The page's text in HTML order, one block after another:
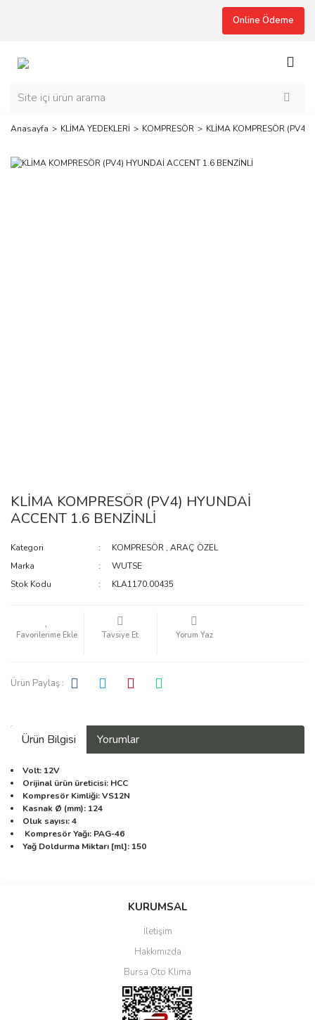
Online Ödeme
Anasayfa KLİMA YEDEKLERİ KOMPRESÖR KLİMA KOMPRESÖR (PV4)
KLİMA KOMPRESÖR (PV4) HYUNDAİ
ACCENT 1.6 BENZİNLİ
Kategori KOMPRESÖR ,ARAÇ ÖZEL
Marka
WUTSE
Stok Kodu
KLA1170.00435
Tavsiye Et Yorum Yaz
Ürün Paylaş :
Ürün Bilgisi Yorumlar
Volt: 12V
Orijinal ürün üreticisi: HCC
Kompresör Kimliği: VS12N
Kasnak Ø (mm): 124
Oluk sayısı: 4
Kompresör Yağı: PAG-46
Yağ Doldurma Miktarı [ml]: 150
Bu ürüne ilk yorumu siz yapın!
Yorum Yaz
KURUMSAL
İletişim
Hakkımızda
Bursa Oto Klima